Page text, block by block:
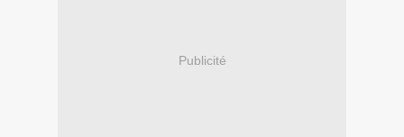
Publicité